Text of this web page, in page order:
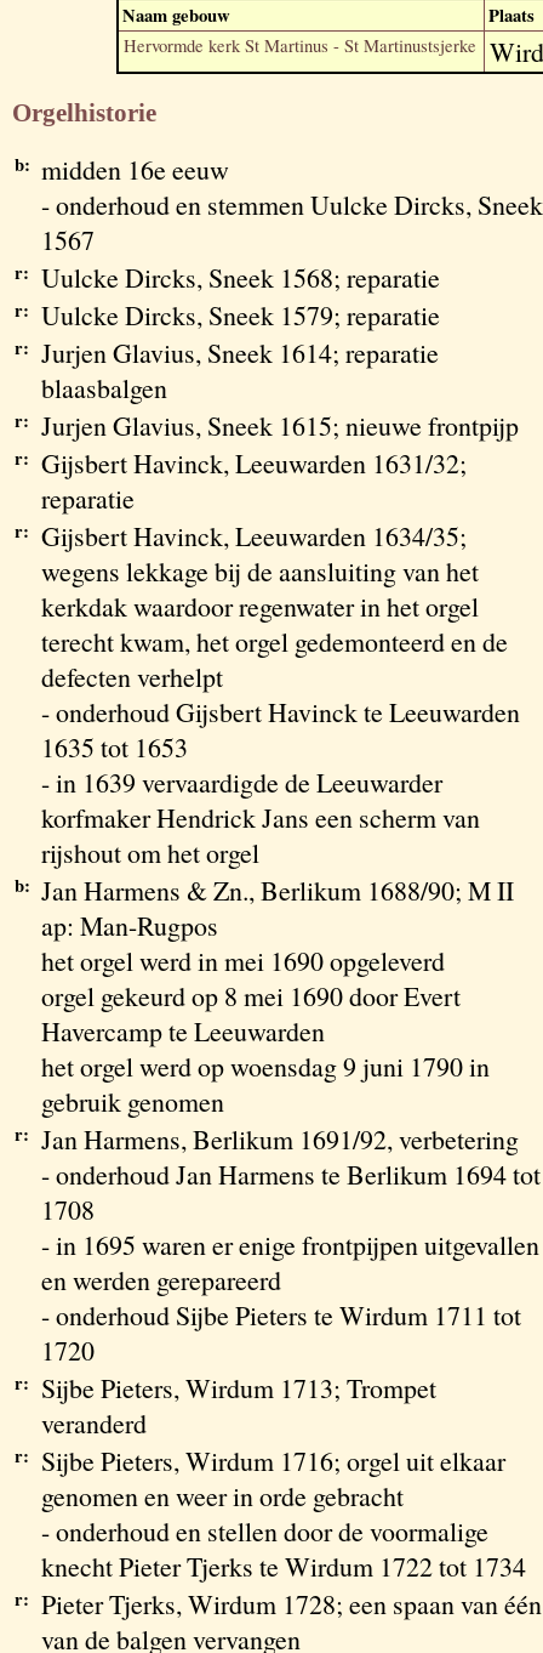
Naam gebouw Plaats
Hervormde kerk St Martinus - St Martinustsjerke
Orgelhistorie
b: midden 16e eeuw
- onderhoud en stemmen Uulcke Dircks, Sneek
1567
r: Uulcke Dircks, Sneek 1568; reparatie
r: Uulcke Dircks, Sneek 1579; reparatie
r: Jurjen Glavius, Sneek 1614; reparatie
blaasbalgen
r: Jurjen Glavius, Sneek 1615; nieuwe frontpijp
r: Gijsbert Havinck, Leeuwarden 1631/32;
reparatie
r: Gijsbert Havinck, Leeuwarden 1634/35;
wegens lekkage bij de aansluiting van het
kerkdak waardoor regenwater in het orgel
terecht kwam, het orgel gedemonteerd en de
defecten verhelpt
- onderhoud Gijsbert Havinck te Leeuwarden
1635 tot 1653
- in 1639 vervaardigde de Leeuwarder
korfmaker Hendrick Jans een scherm van
rijshout om het orgel
b: Jan Harmens & Zn., Berlikum 1688/90; M II
ap: Man-Rugpos
het orgel werd in mei 1690 opgeleverd
orgel gekeurd op 8 mei 1690 door Evert
Havercamp te Leeuwarden
het orgel werd op woensdag 9 juni 1790 in
gebruik genomen
r: Jan Harmens, Berlikum 1691/92, verbetering
- onderhoud Jan Harmens te Berlikum 1694 tot
1708
- in 1695 waren er enige frontpijpen uitgevallen
en werden gerepareerd
- onderhoud Sijbe Pieters te Wirdum 1711 tot
1720
r: Sijbe Pieters, Wirdum 1713; Trompet
veranderd
r: Sijbe Pieters, Wirdum 1716; orgel uit elkaar
genomen en weer in orde gebracht
- onderhoud en stellen door de voormalige
knecht Pieter Tjerks te Wirdum 1722 tot 1734
r: Pieter Tjerks, Wirdum 1728; een spaan van één
van de balgen vervangen